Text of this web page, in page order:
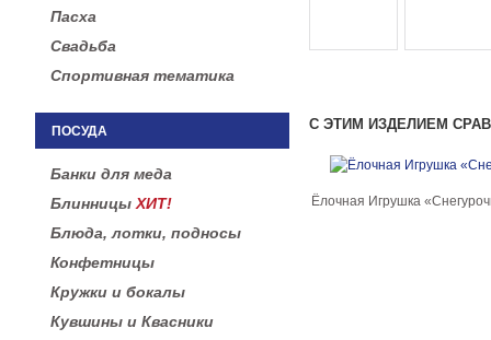
Пасха
Свадьба
Спортивная тематика
ПОСУДА
Банки для меда
Блинницы ХИТ!
Блюда, лотки, подносы
Конфетницы
Кружки и бокалы
Кувшины и Квасники
С ЭТИМ ИЗДЕЛИЕМ
Ёлочная Игрушка